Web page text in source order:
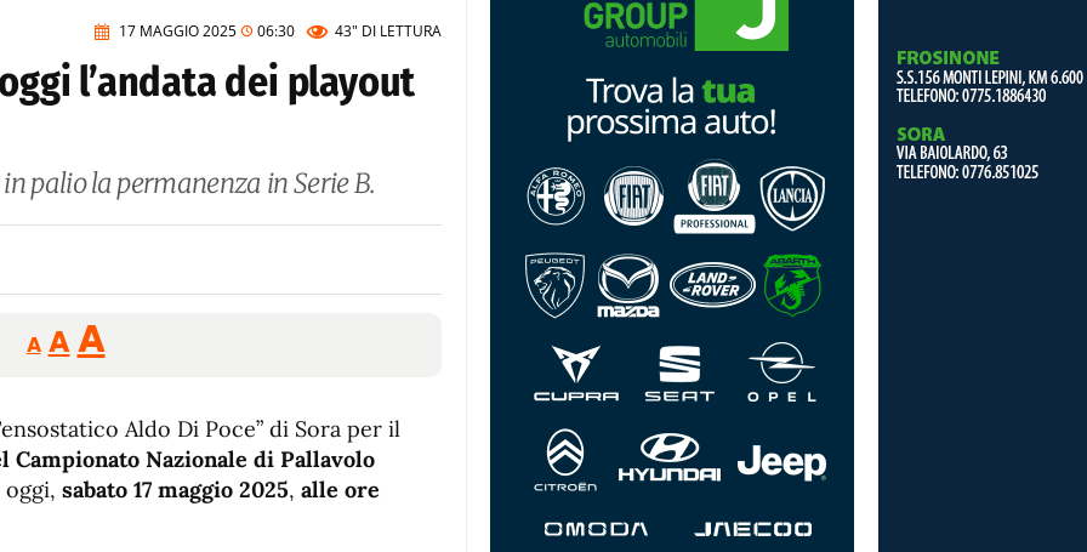
17 MAGGIO 2025 06:30 43" DI LETTURA
l’andata dei playout
palio la permanenza in Serie B.
A
Reducir
tamaño
A Restablecer
tamaño
de
fuente
AAumentar
de
fuente.
Aldo Di Poce” di Sora per il
Campionato Nazionale di Pallavolo
sabato 17 maggio 2025, alle ore